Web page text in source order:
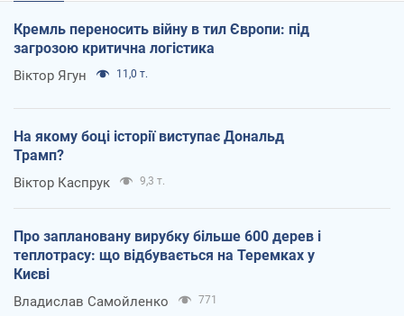
Кремль переносить війну в тил Європи: під
загрозою критична логістика
Віктор Ягун 11,0 т.
На якому боці історії виступає Дональд
Трамп?
Віктор Каспрук 9,3 т.
Про заплановану вирубку більше 600 дерев і
теплотрасу: що відбувається на Теремках у
Києві
Владислав Самойленко 771